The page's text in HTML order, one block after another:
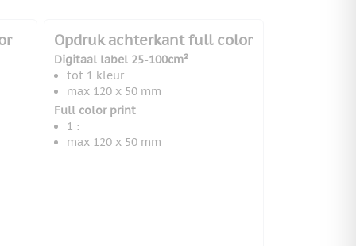
Opdruk achterkant full color
Digitaal label 25-100cm²
tot 1 kleur
max 120 x 50 mm
Full color print
1 :
max 120 x 50 mm